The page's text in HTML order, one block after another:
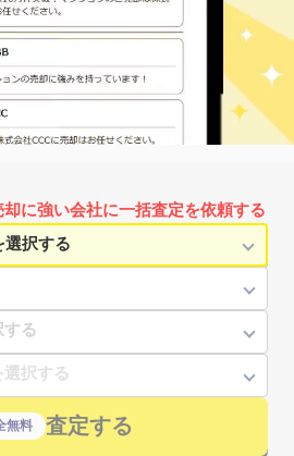
に強い会社に一括査定を依頼する
無料 査定する